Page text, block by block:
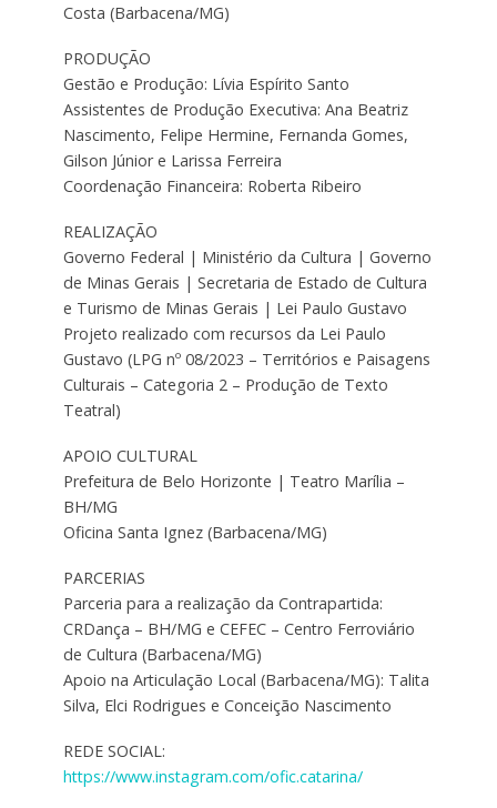
Costa (Barbacena/MG)
PRODUÇÃO
Gestão e Produção: Lívia Espírito Santo
Assistentes de Produção Executiva: Ana Beatriz
Nascimento, Felipe Hermine, Fernanda Gomes,
Gilson Júnior e Larissa Ferreira
Coordenação Financeira: Roberta Ribeiro
REALIZAÇÃO
Governo Federal | Ministério da Cultura | Governo
de Minas Gerais | Secretaria de Estado de Cultura
e Turismo de Minas Gerais | Lei Paulo Gustavo
Projeto realizado com recursos da Lei Paulo
Gustavo (LPG nº 08/2023 – Territórios e Paisagens
Culturais – Categoria 2 – Produção de Texto
Teatral)
APOIO CULTURAL
Prefeitura de Belo Horizonte | Teatro Marília –
BH/MG
Oficina Santa Ignez (Barbacena/MG)
PARCERIAS
Parceria para a realização da Contrapartida:
CRDança – BH/MG e CEFEC – Centro Ferroviário
de Cultura (Barbacena/MG)
Apoio na Articulação Local (Barbacena/MG): Talita
Silva, Elci Rodrigues e Conceição Nascimento
REDE SOCIAL:
https://www.instagram.com/ofic.catarina/